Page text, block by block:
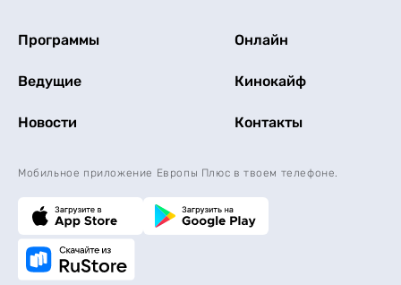
Программы Онлайн
Ведущие Кинокайф
Новости Контакты
Мобильное приложение Европы Плюс в твоем телефоне.